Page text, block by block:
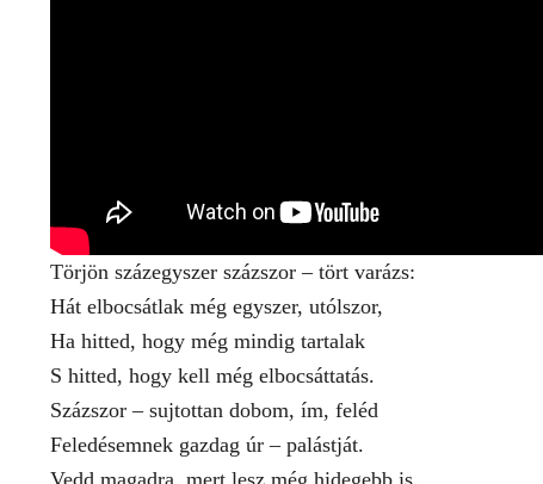
Törjön százegyszer százszor – tört varázs:
Hát elbocsátlak még egyszer, utólszor,
Ha hitted, hogy még mindig tartalak
S hitted, hogy kell még elbocsáttatás.
Százszor – sujtottan dobom, ím, feléd
Feledésemnek gazdag úr – palástját.